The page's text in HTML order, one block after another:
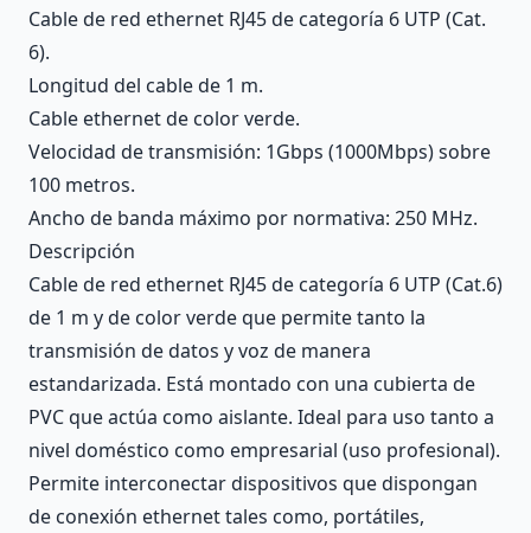
Cable de red ethernet RJ45 de categoría 6 UTP (Cat.
6).
Longitud del cable de 1 m.
Cable ethernet de color verde.
Velocidad de transmisión: 1Gbps (1000Mbps) sobre
100 metros.
Ancho de banda máximo por normativa: 250 MHz.
Descripción
Cable de red ethernet RJ45 de categoría 6 UTP (Cat.6)
de 1 m y de color verde que permite tanto la
transmisión de datos y voz de manera
estandarizada. Está montado con una cubierta de
PVC que actúa como aislante. Ideal para uso tanto a
nivel doméstico como empresarial (uso profesional).
Permite interconectar dispositivos que dispongan
de conexión ethernet tales como, portátiles,